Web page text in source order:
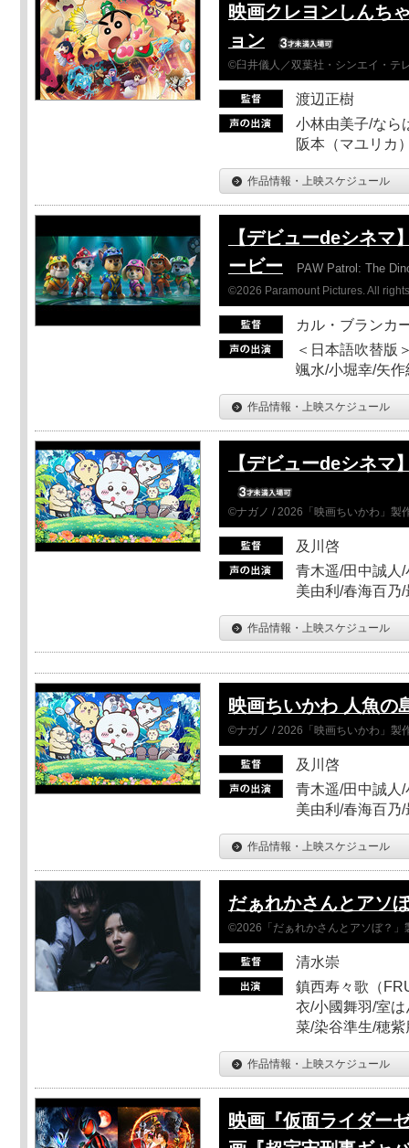
映画クレヨンしんち
ョン
©臼井儀人／双葉社・シンエイ・テ
渡辺正樹
小林由美子/なら
阪本（マユリカ
作品情報・上映スケジュール
【デビューdeシネマ
ービー
PAW Patrol: The
©2026 Paramount Pictures. All
カル・ブランカ
＜日本語吹替版
颯水/小堀幸/矢作
作品情報・上映スケジュール
【デビューdeシネマ
©ナガノ / 2026「映画ちいかわ」製
及川啓
青木遥/田中誠人
美由利/春海百乃
作品情報・上映スケジュール
映画ちいかわ 人魚の
©ナガノ / 2026「映画ちいかわ」製
及川啓
青木遥/田中誠人
美由利/春海百乃
作品情報・上映スケジュール
だぁれかさんとアソ
©2026「だぁれかさんとアソぼ？」
清水崇
鎮西寿々歌（
衣/小國舞羽/室
菜/染谷準生/穂
作品情報・上映スケジュール
映画『仮面ライダー